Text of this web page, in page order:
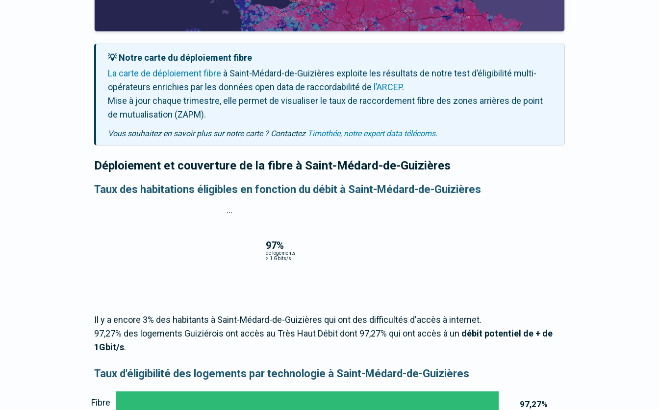
💡 Notre carte du déploiement fibre
La carte de déploiement fibre à Saint-Médard-de-Guizières exploite les résultats de notre test d’éligibilité multi-
opérateurs enrichies par les données open data de raccordabilité de l’ARCEP.
Mise à jour chaque trimestre, elle permet de visualiser le taux de raccordement fibre des zones arrières de point
de mutualisation (ZAPM).
Vous souhaitez en savoir plus sur notre carte ? Contactez Timothée, notre expert data télécoms.
Déploiement et couverture de la fibre à Saint-Médard-de-Guizières
Taux des habitations éligibles en fonction du débit à Saint-Médard-de-Guizières
97%
de logements
> 1 Gbits/s
...
Il y a encore 3% des habitants à Saint-Médard-de-Guizières qui ont des difficultés d'accès à internet.
97,27% des logements Guiziérois ont accès au Très Haut Débit dont 97,27% qui ont accès à un débit potentiel de + de
1Gbit/s.
Taux d'éligibilité des logements par technologie à Saint-Médard-de-Guizières
97,27%
Fibre